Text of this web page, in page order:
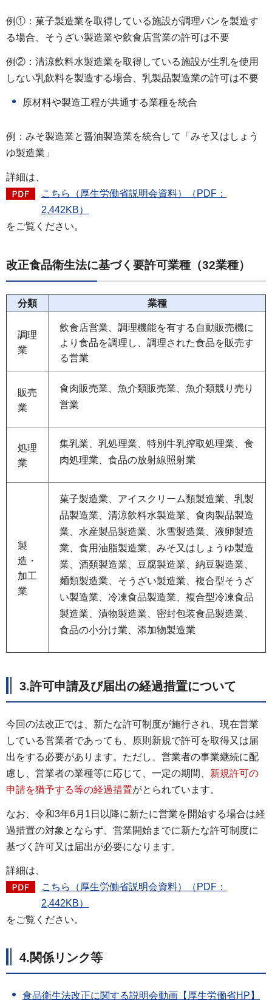
例①：菓子製造業を取得している施設が調理パンを製造す
る場合、そうざい製造業や飲食店営業の許可は不要
例②：清涼飲料水製造業を取得している施設が生乳を使用
しない乳飲料を製造する場合、乳製品製造業の許可は不要
原材料や製造工程が共通する業種を統合
例：みそ製造業と醤油製造業を統合して「みそ又はしょう
ゆ製造業」
詳細は、
こちら（厚生労働省説明会資料）（PDF：
2,442KB）
をご覧ください。
改正食品衛生法に基づく要許可業種（32業種）
分類 業種
調理
業
飲食店営業、調理機能を有する自動販売機に
より食品を調理し、調理された食品を販売す
る営業
販売
業
食肉販売業、魚介類販売業、魚介類競り売り
営業
処理
業
集乳業、乳処理業、特別牛乳搾取処理業、食
肉処理業、食品の放射線照射業
製
造・
加工
業
菓子製造業、アイスクリーム類製造業、乳製
品製造業、清涼飲料水製造業、食肉製品製造
業、水産製品製造業、氷雪製造業、液卵製造
業、食用油脂製造業、みそ又はしょうゆ製造
業、酒類製造業、豆腐製造業、納豆製造業、
麺類製造業、そうざい製造業、複合型そうざ
い製造業、冷凍食品製造業、複合型冷凍食品
製造業、漬物製造業、密封包装食品製造業、
食品の小分け業、添加物製造業
3.許可申請及び届出の経過措置について
今回の法改正では、新たな許可制度が施行され、現在営業
している営業者であっても、原則新規で許可を取得又は届
出をする必要があります。ただし、営業者の事業継続に配
慮し、営業者の業種等に応じて、一定の期間、 新規許可の
申請を猶予する等の経過措置がとられています。
なお、令和3年6月1日以降に新たに営業を開始する場合は経
過措置の対象とならず、営業開始までに新たな許可制度に
基づく許可又は届出が必要になります。
詳細は、
こちら（厚生労働省説明会資料）（PDF：
2,442KB）
をご覧ください。
4.関係リンク等
食品衛生法改正に関する説明会動画【厚生労働省HP】